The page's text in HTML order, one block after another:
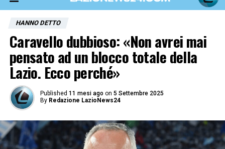
HANNO DETTO
Caravello dubbioso: «Non avrei mai
pensato ad un blocco totale della
Lazio. Ecco perché»
Published 11 mesi ago on 5 Settembre 2025
By Redazione LazioNews24